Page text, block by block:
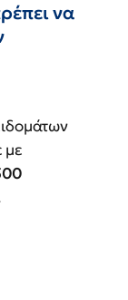
να
με